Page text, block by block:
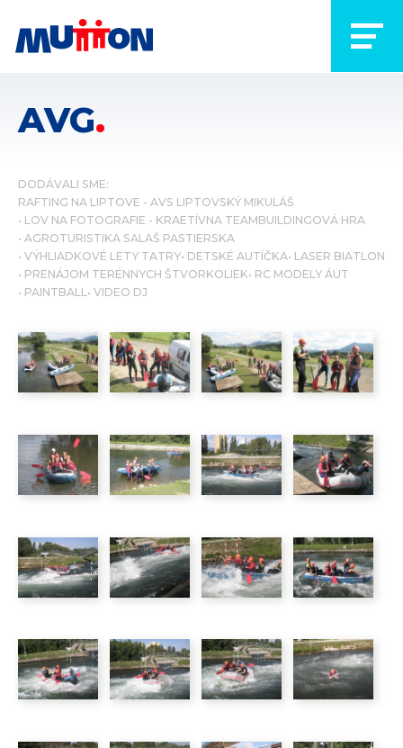
AVG
DODÁVALI SME:
RAFTING NA LIPTOVE - AVS LIPTOVSKÝ MIKULÁŠ
LOV NA FOTOGRAFIE - KRAETÍVNA TEAMBUILDINGOVÁ HRA
AGROTURISTIKA SALAŠ PASTIERSKA
VÝHLIADKOVÉ LETY TATRY DETSKÉ AUTÍČKA LASER BIATLON
PRENÁJOM TERÉNNYCH ŠTVORKOLIEK RC MODELY ÁUT
PAINTBALL VIDEO DJ